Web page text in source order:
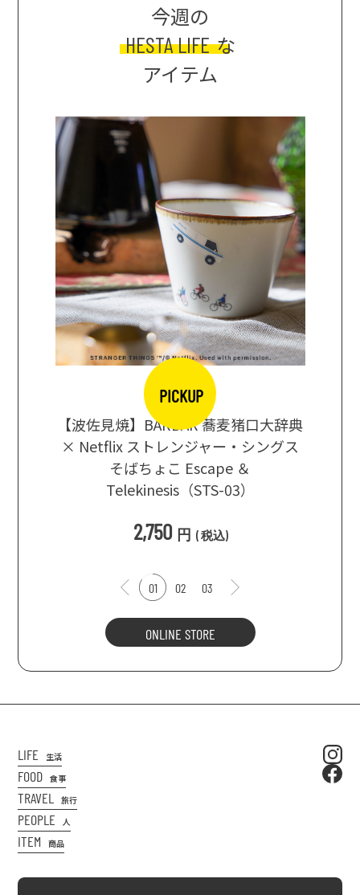
今週の
HESTA LIFE な
アイテム
PICKUP
【波佐見焼】BARBAR 蕎麦猪口大辞典
× Netflix ストレンジャー・シングス
そばちょこ Escape ＆
Telekinesis（STS-03）
2,750 円 (税込)
01 02 03
ONLINE STORE
LIFE 生活
FOOD 食事
TRAVEL 旅行
PEOPLE 人
ITEM 商品